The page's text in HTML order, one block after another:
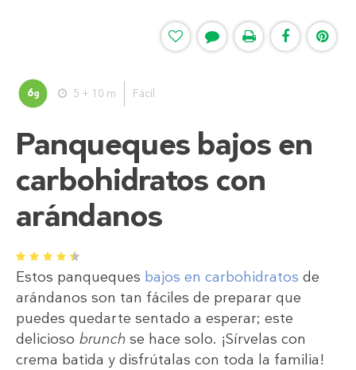
6g 5 + 10 m Fácil
Panqueques bajos en
carbohidratos con
arándanos
1 2 3 4 5
Estos panqueques bajos en carbohidratos de
arándanos son tan fáciles de preparar que
puedes quedarte sentado a esperar; este
delicioso brunch se hace solo. ¡Sírvelas con
crema batida y disfrútalas con toda la familia!